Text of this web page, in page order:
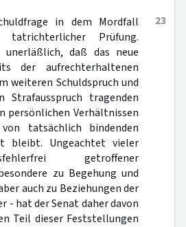
23
in dem Mordfall
tatrichterlicher Prüfung.
daß das neue
der aufrechterhaltenen
weiteren Schuldspruch und
Strafausspruch tragenden
persönlichen Verhältnissen
tatsächlich bindenden
bleibt. Ungeachtet vieler
getroffener
zu Begehung und
auch zu Beziehungen der
- hat der Senat daher davon
Teil dieser Feststellungen